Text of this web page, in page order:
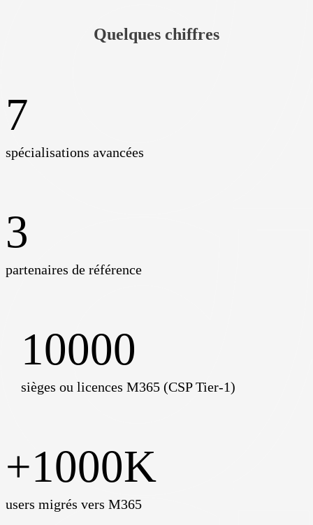
Quelques chiffres
7
spécialisations avancées
3
partenaires de référence
10000
sièges ou licences M365 (CSP Tier-1)
+1000K
users migrés vers M365